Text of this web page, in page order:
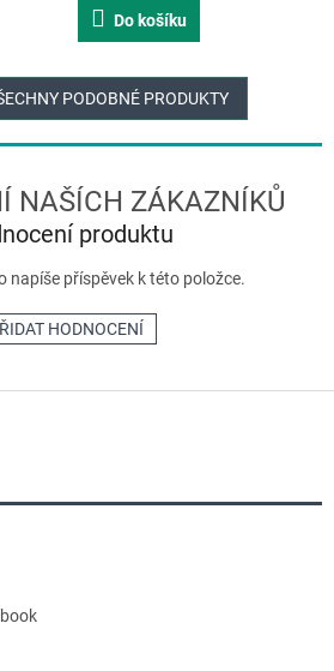
Do košíku
PODOBNÉ PRODUKTY
produktu
napíše příspěvek k této položce.
HODNOCENÍ